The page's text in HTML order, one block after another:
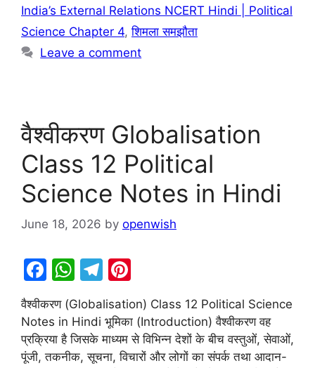
India’s External Relations NCERT Hindi | Political
Science Chapter 4,शिमला समझौता
Leave a comment
वैश्वीकरण Globalisation
Class 12 Political
Science Notes in Hindi
June 18, 2026 by openwish
F
c
e
b
W
h
at
s
A
T
el
e
gr
a
nt
er
e
st
वैश्वीकरण (Globalisation) Class 12 Political Science
Notes in Hindi भूमिका (Introduction) वैश्वीकरण वह
प्रक्रिया है जिसके माध्यम से विभिन्न देशों के बीच वस्तुओं, सेवाओं,
पूंजी, तकनीक, सूचना, विचारों और लोगों का संपर्क तथा आदान-